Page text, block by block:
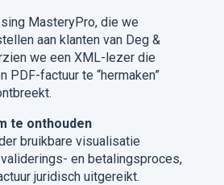
MasteryPro, die we
aan klanten van Deg &
we een XML-lezer die
PDF-factuur te “hermaken”
te onthouden
bruikbare visualisatie
en betalingsproces,
juridisch uitgereikt.